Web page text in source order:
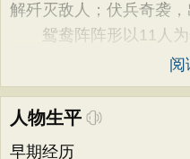
解歼灭敌人；伏兵奇袭，
鸳鸯阵阵形以11人为
阅
人物生平
早期经历